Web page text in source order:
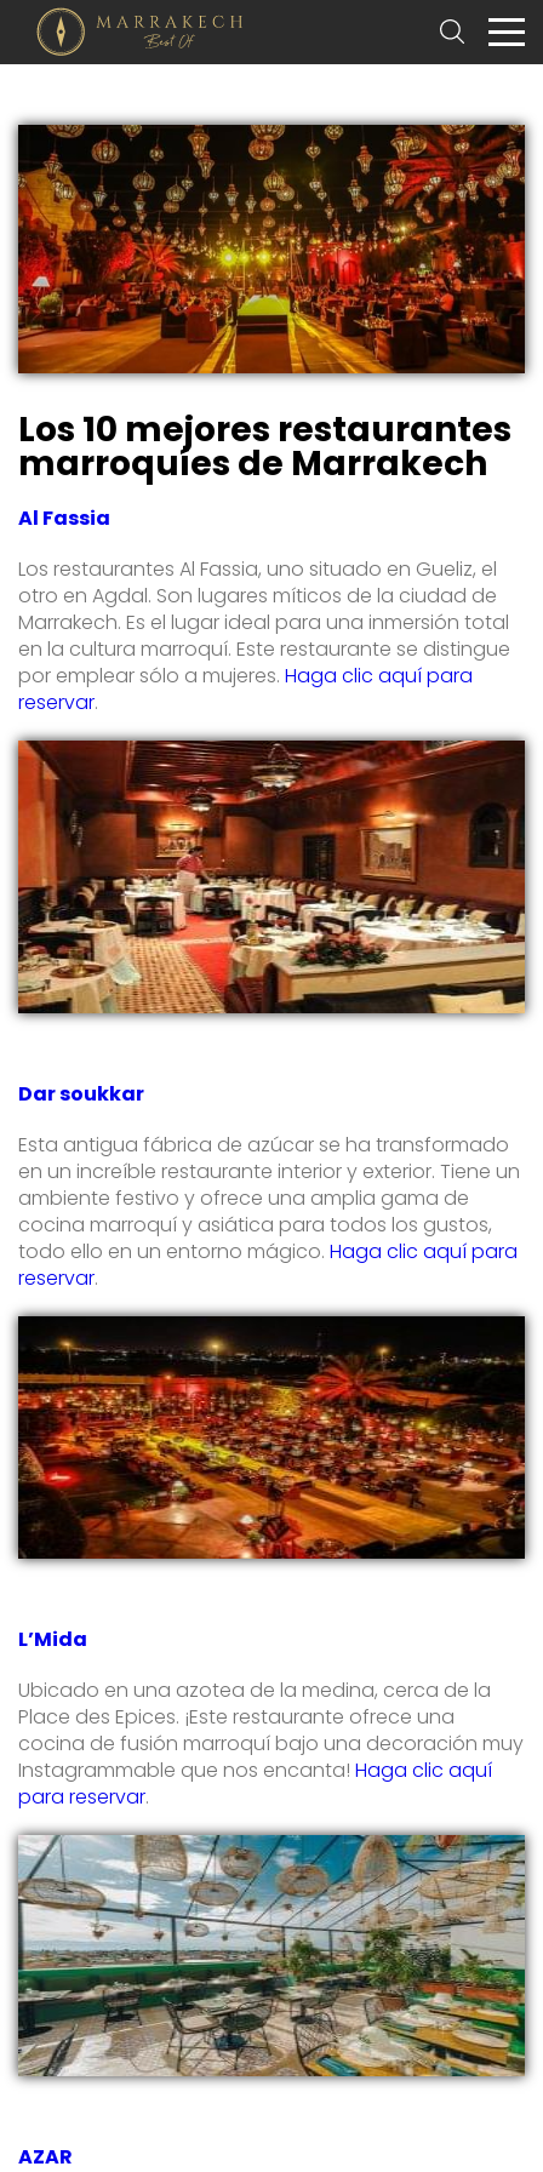
Los 10 mejores restaurantes
marroquíes de Marrakech
Al Fassia
Los restaurantes Al Fassia, uno situado en Gueliz, el
otro en Agdal. Son lugares míticos de la ciudad de
Marrakech. Es el lugar ideal para una inmersión total
en la cultura marroquí. Este restaurante se distingue
por emplear sólo a mujeres. Haga clic aquí para
reservar.
Dar soukkar
Esta antigua fábrica de azúcar se ha transformado
en un increíble restaurante interior y exterior. Tiene un
ambiente festivo y ofrece una amplia gama de
cocina marroquí y asiática para todos los gustos,
todo ello en un entorno mágico. Haga clic aquí para
reservar.
L’Mida
Ubicado en una azotea de la medina, cerca de la
Place des Epices. ¡Este restaurante ofrece una
cocina de fusión marroquí bajo una decoración muy
Instagrammable que nos encanta! Haga clic aquí
para reservar.
AZAR